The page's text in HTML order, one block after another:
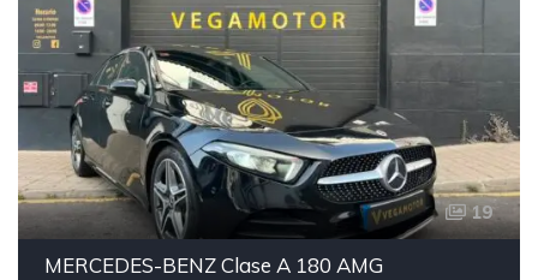
19
MERCEDES-BENZ Clase A 180 AMG